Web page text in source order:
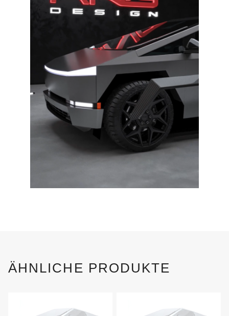
ÄHNLICHE PRODUKTE